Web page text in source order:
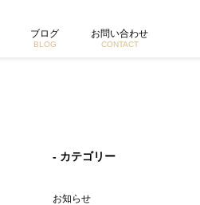
ブログ
BLOG
お問い合わせ
CONTACT
- カテゴリー
お知らせ